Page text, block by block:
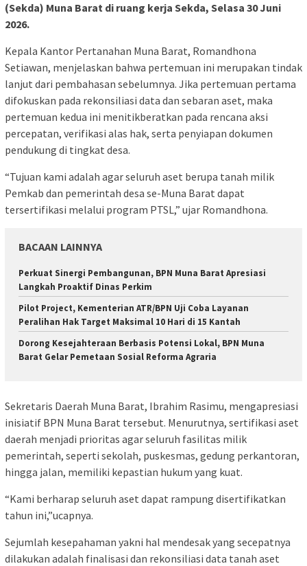
(Sekda) Muna Barat di ruang kerja Sekda, Selasa 30 Juni
2026.
Kepala Kantor Pertanahan Muna Barat, Romandhona
Setiawan, menjelaskan bahwa pertemuan ini merupakan tindak
lanjut dari pembahasan sebelumnya. Jika pertemuan pertama
difokuskan pada rekonsiliasi data dan sebaran aset, maka
pertemuan kedua ini menitikberatkan pada rencana aksi
percepatan, verifikasi alas hak, serta penyiapan dokumen
pendukung di tingkat desa.
“Tujuan kami adalah agar seluruh aset berupa tanah milik
Pemkab dan pemerintah desa se-Muna Barat dapat
tersertifikasi melalui program PTSL,” ujar Romandhona.
BACAAN LAINNYA
Perkuat Sinergi Pembangunan, BPN Muna Barat Apresiasi
Langkah Proaktif Dinas Perkim
Pilot Project, Kementerian ATR/BPN Uji Coba Layanan
Peralihan Hak Target Maksimal 10 Hari di 15 Kantah
Dorong Kesejahteraan Berbasis Potensi Lokal, BPN Muna
Barat Gelar Pemetaan Sosial Reforma Agraria
Sekretaris Daerah Muna Barat, Ibrahim Rasimu, mengapresiasi
inisiatif BPN Muna Barat tersebut. Menurutnya, sertifikasi aset
daerah menjadi prioritas agar seluruh fasilitas milik
pemerintah, seperti sekolah, puskesmas, gedung perkantoran,
hingga jalan, memiliki kepastian hukum yang kuat.
“Kami berharap seluruh aset dapat rampung disertifikatkan
tahun ini,”ucapnya.
Sejumlah kesepahaman yakni hal mendesak yang secepatnya
dilakukan adalah finalisasi dan rekonsiliasi data tanah aset